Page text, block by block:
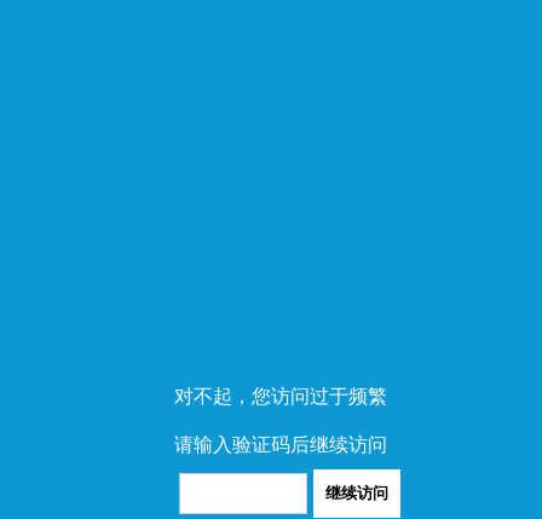
对不起，您访问过于频繁
请输入验证码后继续访问
继续访问